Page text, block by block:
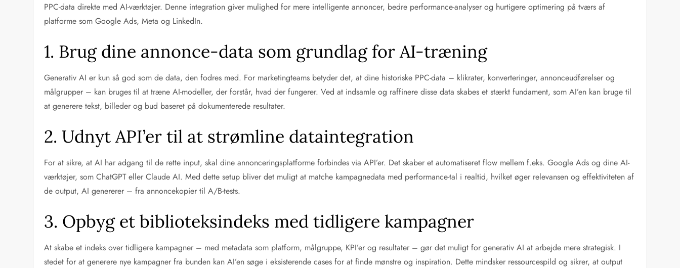
PPC-data direkte med AI-værktøjer. Denne integration giver mulighed for mere intelligente annoncer, bedre performance-analyser og hurtigere optimering på tværs af
platforme som Google Ads, Meta og LinkedIn.
1. Brug dine annonce-data som grundlag for AI-træning
Generativ AI er kun så god som de data, den fodres med. For marketingteams betyder det, at dine historiske PPC-data – klikrater, konverteringer, annonceudførelser og
målgrupper – kan bruges til at træne AI-modeller, der forstår, hvad der fungerer. Ved at indsamle og raffinere disse data skabes et stærkt fundament, som AI’en kan bruge til
at generere tekst, billeder og bud baseret på dokumenterede resultater.
2. Udnyt API’er til at strømline dataintegration
For at sikre, at AI har adgang til de rette input, skal dine annonceringsplatforme forbindes via API’er. Det skaber et automatiseret flow mellem f.eks. Google Ads og dine AI-
værktøjer, som ChatGPT eller Claude AI. Med dette setup bliver det muligt at matche kampagnedata med performance-tal i realtid, hvilket øger relevansen og effektiviteten af
de output, AI genererer – fra annoncekopier til A/B-tests.
3. Opbyg et biblioteksindeks med tidligere kampagner
At skabe et indeks over tidligere kampagner – med metadata som platform, målgruppe, KPI’er og resultater – gør det muligt for generativ AI at arbejde mere strategisk. I
stedet for at generere nye kampagner fra bunden kan AI’en søge i eksisterende cases for at finde mønstre og inspiration. Dette mindsker ressourcespild og sikrer, at output